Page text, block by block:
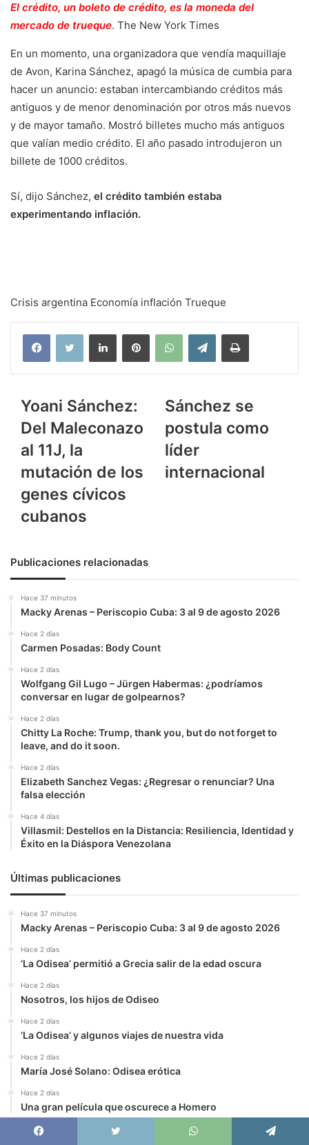
El crédito, un boleto de crédito, es la moneda del
mercado de trueque. The New York Times
En un momento, una organizadora que vendía maquillaje
de Avon, Karina Sánchez, apagó la música de cumbia para
hacer un anuncio: estaban intercambiando créditos más
antiguos y de menor denominación por otros más nuevos
y de mayor tamaño. Mostró billetes mucho más antiguos
que valían medio crédito. El año pasado introdujeron un
billete de 1000 créditos.
Sí, dijo Sánchez, el crédito también estaba
experimentando inflación.
Crisis argentina Economía inflación Trueque
Facebook
X LinkedInPinterestWhatsAppTelegramImprimir
Yoani
Sánchez:
Del
Maleconazo
al
11J,
la
mutación
de
cívicos
cubanos
Yoani Sánchez:
Del Maleconazo
al 11J, la
mutación de los
genes cívicos
cubanos
Sánchez
se
postula
como
líder
internacional
Sánchez se
postula como
líder
internacional
Publicaciones relacionadas
Hace 37 minutos
Macky Arenas – Periscopio Cuba: 3 al 9 de agosto 2026
Hace 2 días
Carmen Posadas: Body Count
Hace 2 días
Wolfgang Gil Lugo – Jürgen Habermas: ¿podríamos
conversar en lugar de golpearnos?
Hace 2 días
Chitty La Roche: Trump, thank you, but do not forget to
leave, and do it soon.
Hace 2 días
Elizabeth Sanchez Vegas: ¿Regresar o renunciar? Una
falsa elección
Hace 4 días
Villasmil: Destellos en la Distancia: Resiliencia, Identidad y
Éxito en la Diáspora Venezolana
Últimas publicaciones
Hace 37 minutos
Macky Arenas – Periscopio Cuba: 3 al 9 de agosto 2026
Hace 2 días
‘La Odisea’ permitió a Grecia salir de la edad oscura
Hace 2 días
Nosotros, los hijos de Odiseo
Hace 2 días
‘La Odisea’ y algunos viajes de nuestra vida
Hace 2 días
María José Solano: Odisea erótica
Hace 2 días
Una gran película que oscurece a Homero